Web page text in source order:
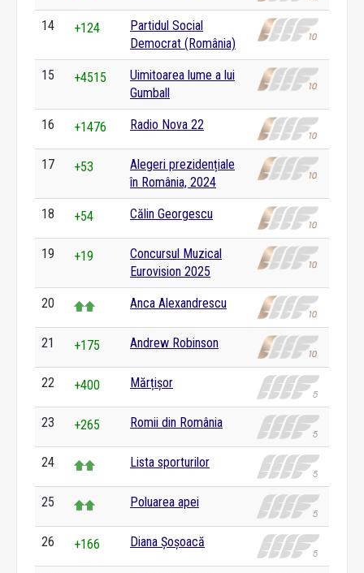
14 +124
Partidul Social
Democrat (România)
15 +4515
Uimitoarea lume a lui
Gumball
16 +1476 Radio Nova 22
17 +53
Alegeri prezidențiale
în România, 2024
18 +54 Călin Georgescu
19 +19
Concursul Muzical
Eurovision 2025
20 Anca Alexandrescu
21 +175 Andrew Robinson
22 +400 Mărțișor
23 +265 Romii din România
24 Lista sporturilor
25 Poluarea apei
26 +166 Diana Șoșoacă